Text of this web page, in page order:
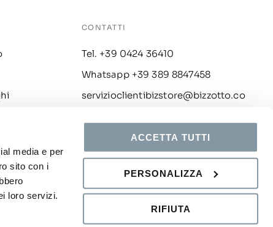
media e per
sito con i
loro servizi.
ACCETTA TUTTI
PERSONALIZZA
RIFIUTA
CONTATTI
Tel. +39 0424 36410
Whatsapp +39 389 8847458
servizioclientibizstore@bizzotto.co
Cookies Whistleblowing Credits